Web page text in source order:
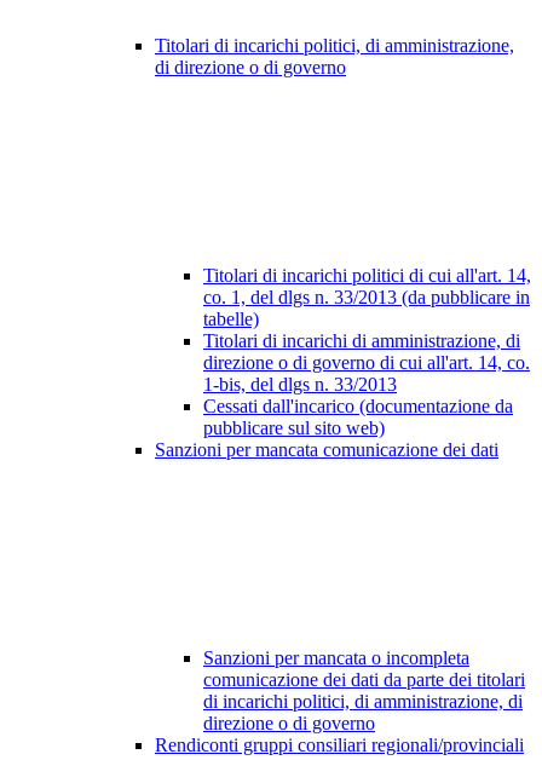
Titolari di incarichi politici, di amministrazione,
di direzione o di governo
Titolari di incarichi politici di cui all'art. 14,
co. 1, del dlgs n. 33/2013 (da pubblicare in
tabelle)
Titolari di incarichi di amministrazione, di
direzione o di governo di cui all'art. 14, co.
1-bis, del dlgs n. 33/2013
Cessati dall'incarico (documentazione da
pubblicare sul sito web)
Sanzioni per mancata comunicazione dei dati
Sanzioni per mancata o incompleta
comunicazione dei dati da parte dei titolari
di incarichi politici, di amministrazione, di
direzione o di governo
Rendiconti gruppi consiliari regionali/provinciali